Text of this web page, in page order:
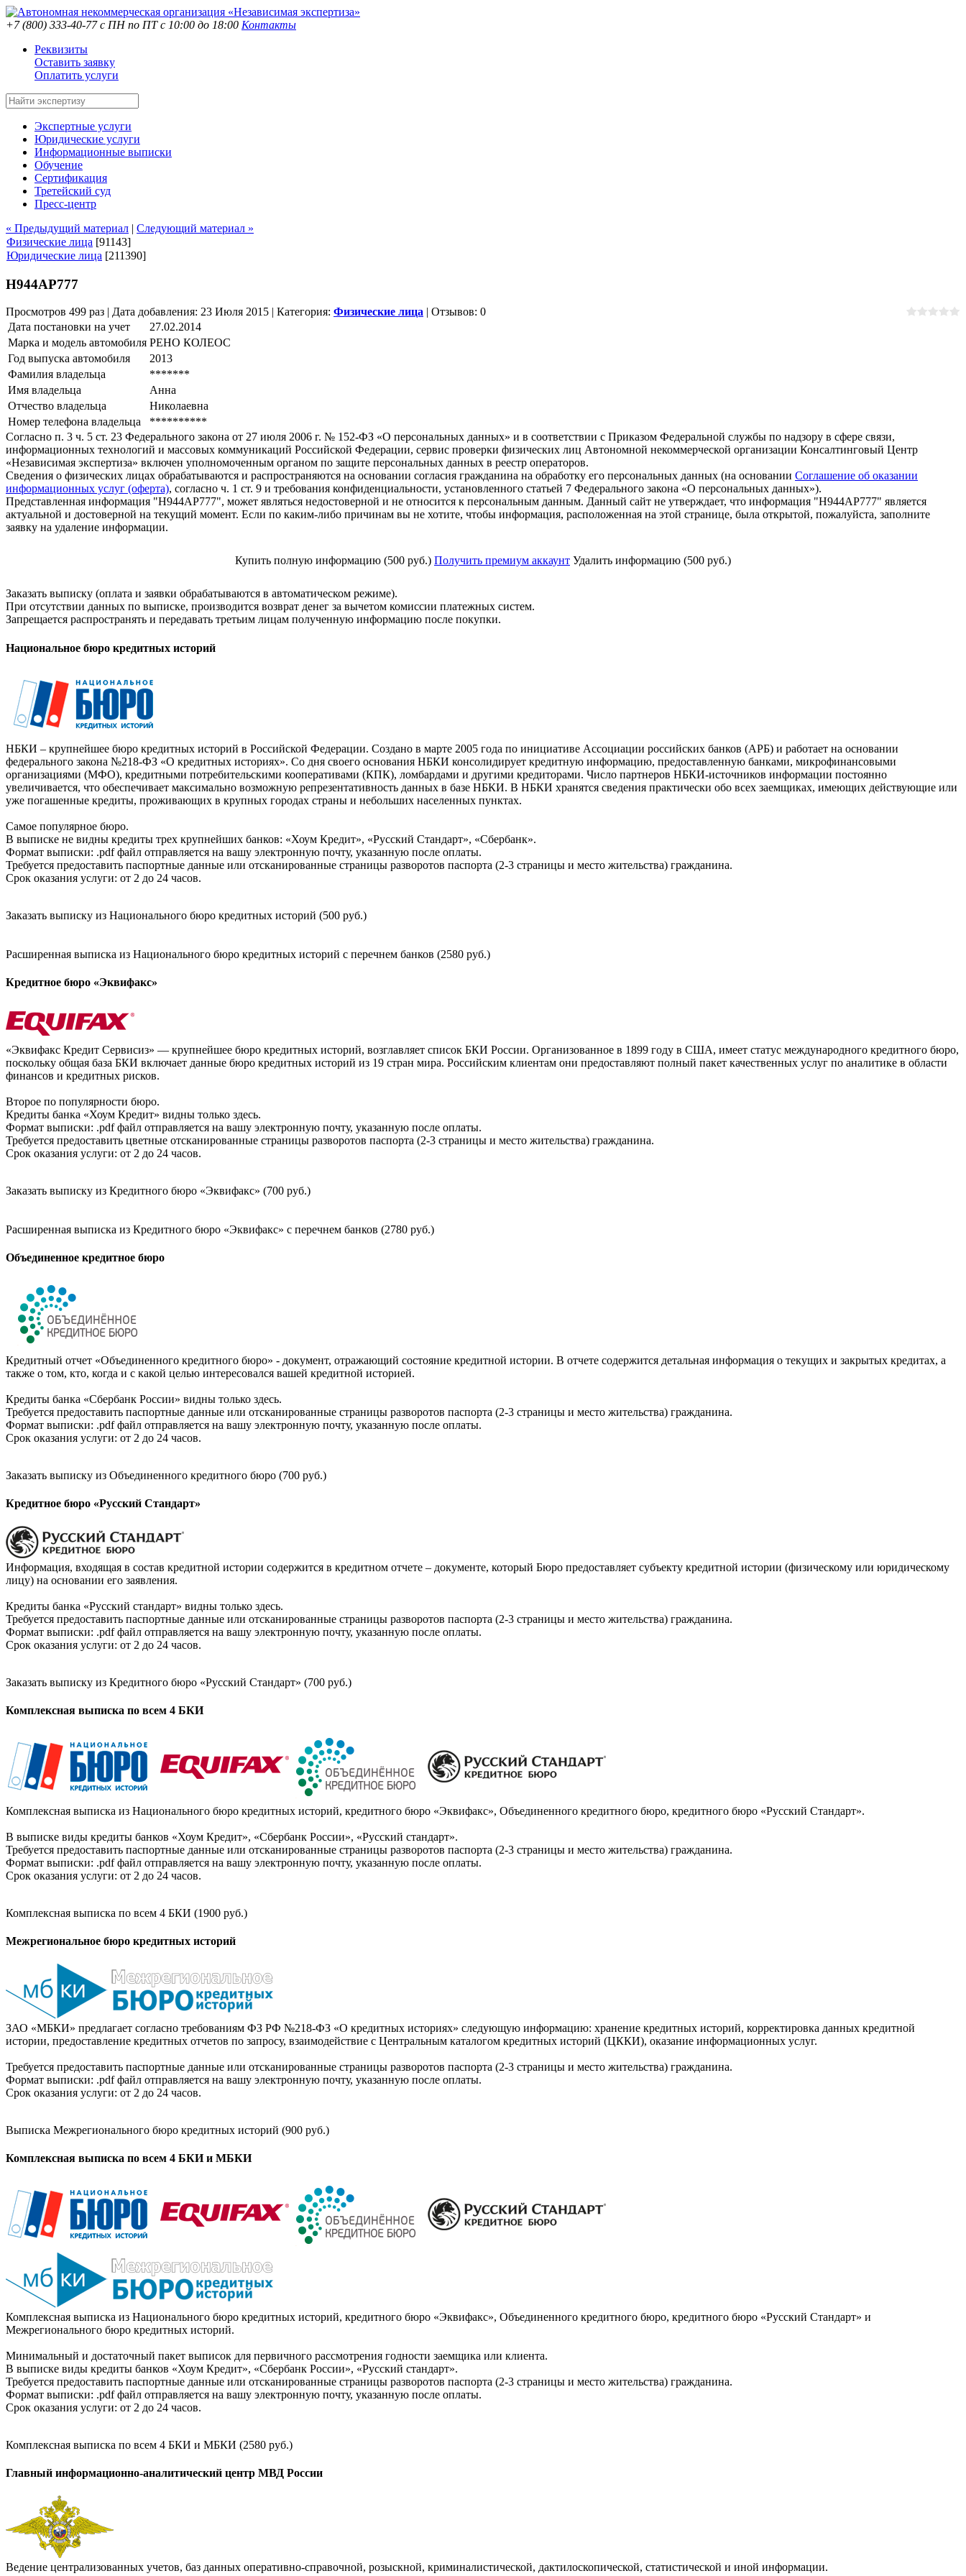
+7 (800) 333-40-77с ПН по ПТ с 10:00 до 18:00 Контакты
Реквизиты
Оставить заявку
Оплатить услуги
Экспертные услуги
Юридические услуги
Информационные выписки
Обучение
Сертификация
Третейский суд
Пресс-центр
« Предыдущий материал | Следующий материал »
Физические лица [91143]
Юридические лица [211390]
Н944АР777
Просмотров 499 раз | Дата добавления: 23 Июля 2015 | Категория: Физические лица | Отзывов: 0
Дата постановки на учет
27.02.2014
Марка и модель автомобиля РЕНО КОЛЕОС
Год выпуска автомобиля
2013
Фамилия владельца
*******
Имя владельца
Анна
Отчество владельца
Николаевна
Номер телефона владельца
**********
Согласно п. 3 ч. 5 ст. 23 Федерального закона от 27 июля 2006 г. № 152-ФЗ «О персональных данных» и в соответствии с Приказом Федеральной службы по надзору в сфере связи,
информационных технологий и массовых коммуникаций Российской Федерации, сервис проверки физических лиц Автономной некоммерческой организации Консалтинговый Центр
«Независимая экспертиза» включен уполномоченным органом по защите персональных данных в реестр операторов.
Сведения о физических лицах обрабатываются и распространяются на основании согласия гражданина на обработку его персональных данных (на основании Соглашение об оказании
информационных услуг (оферта), согласно ч. 1 ст. 9 и требования конфиденциальности, установленного статьей 7 Федерального закона «О персональных данных»).
Представленная информация "Н944АР777", может являться недостоверной и не относится к персональным данным. Данный сайт не утверждает, что информация "Н944АР777" является
актуальной и достоверной на текущий момент. Если по каким-либо причинам вы не хотите, чтобы информация, расположенная на этой странице, была открытой, пожалуйста, заполните
заявку на удаление информации.
Купить полную информацию (500 руб.) Получить премиум аккаунт Удалить информацию (500 руб.)
Заказать выписку (оплата и заявки обрабатываются в автоматическом режиме).
При отсутствии данных по выписке, производится возврат денег за вычетом комиссии платежных систем.
Запрещается распространять и передавать третьим лицам полученную информацию после покупки.
Национальное бюро кредитных историй
НБКИ – крупнейшее бюро кредитных историй в Российской Федерации. Создано в марте 2005 года по инициативе Ассоциации российских банков (АРБ) и работает на основании
федерального закона №218-ФЗ «О кредитных историях». Со дня своего основания НБКИ консолидирует кредитную информацию, предоставленную банками, микрофинансовыми
организациями (МФО), кредитными потребительскими кооперативами (КПК), ломбардами и другими кредиторами. Число партнеров НБКИ-источников информации постоянно
увеличивается, что обеспечивает максимально возможную репрезентативность данных в базе НБКИ. В НБКИ хранятся сведения практически обо всех заемщиках, имеющих действующие или
уже погашенные кредиты, проживающих в крупных городах страны и небольших населенных пунктах.
Самое популярное бюро.
В выписке не видны кредиты трех крупнейших банков: «Хоум Кредит», «Русский Стандарт», «Сбербанк».
Формат выписки: .pdf файл отправляется на вашу электронную почту, указанную после оплаты.
Требуется предоставить паспортные данные или отсканированные страницы разворотов паспорта (2-3 страницы и место жительства) гражданина.
Срок оказания услуги: от 2 до 24 часов.
Заказать выписку из Национального бюро кредитных историй (500 руб.)
Расширенная выписка из Национального бюро кредитных историй с перечнем банков (2580 руб.)
Кредитное бюро «Эквифакс»
«Эквифакс Кредит Сервисиз» — крупнейшее бюро кредитных историй, возглавляет список БКИ России. Организованное в 1899 году в США, имеет статус международного кредитного бюро,
поскольку общая база БКИ включает данные бюро кредитных историй из 19 стран мира. Российским клиентам они предоставляют полный пакет качественных услуг по аналитике в области
финансов и кредитных рисков.
Второе по популярности бюро.
Кредиты банка «Хоум Кредит» видны только здесь.
Формат выписки: .pdf файл отправляется на вашу электронную почту, указанную после оплаты.
Требуется предоставить цветные отсканированные страницы разворотов паспорта (2-3 страницы и место жительства) гражданина.
Срок оказания услуги: от 2 до 24 часов.
Заказать выписку из Кредитного бюро «Эквифакс» (700 руб.)
Расширенная выписка из Кредитного бюро «Эквифакс» с перечнем банков (2780 руб.)
Объединенное кредитное бюро
Кредитный отчет «Объединенного кредитного бюро» - документ, отражающий состояние кредитной истории. В отчете содержится детальная информация о текущих и закрытых кредитах, а
также о том, кто, когда и с какой целью интересовался вашей кредитной историей.
Кредиты банка «Сбербанк России» видны только здесь.
Требуется предоставить паспортные данные или отсканированные страницы разворотов паспорта (2-3 страницы и место жительства) гражданина.
Формат выписки: .pdf файл отправляется на вашу электронную почту, указанную после оплаты.
Срок оказания услуги: от 2 до 24 часов.
Заказать выписку из Объединенного кредитного бюро (700 руб.)
Кредитное бюро «Русский Стандарт»
Информация, входящая в состав кредитной истории содержится в кредитном отчете – документе, который Бюро предоставляет субъекту кредитной истории (физическому или юридическому
лицу) на основании его заявления.
Кредиты банка «Русский стандарт» видны только здесь.
Требуется предоставить паспортные данные или отсканированные страницы разворотов паспорта (2-3 страницы и место жительства) гражданина.
Формат выписки: .pdf файл отправляется на вашу электронную почту, указанную после оплаты.
Срок оказания услуги: от 2 до 24 часов.
Заказать выписку из Кредитного бюро «Русский Стандарт» (700 руб.)
Комплексная выписка по всем 4 БКИ
Комплексная выписка из Национального бюро кредитных историй, кредитного бюро «Эквифакс», Объединенного кредитного бюро, кредитного бюро «Русский Стандарт».
В выписке виды кредиты банков «Хоум Кредит», «Сбербанк России», «Русский стандарт».
Требуется предоставить паспортные данные или отсканированные страницы разворотов паспорта (2-3 страницы и место жительства) гражданина.
Формат выписки: .pdf файл отправляется на вашу электронную почту, указанную после оплаты.
Срок оказания услуги: от 2 до 24 часов.
Комплексная выписка по всем 4 БКИ (1900 руб.)
Межрегиональное бюро кредитных историй
ЗАО «МБКИ» предлагает согласно требованиям ФЗ РФ №218-ФЗ «О кредитных историях» следующую информацию: хранение кредитных историй, корректировка данных кредитной
истории, предоставление кредитных отчетов по запросу, взаимодействие с Центральным каталогом кредитных историй (ЦККИ), оказание информационных услуг.
Требуется предоставить паспортные данные или отсканированные страницы разворотов паспорта (2-3 страницы и место жительства) гражданина.
Формат выписки: .pdf файл отправляется на вашу электронную почту, указанную после оплаты.
Срок оказания услуги: от 2 до 24 часов.
Выписка Межрегионального бюро кредитных историй (900 руб.)
Комплексная выписка по всем 4 БКИ и МБКИ
Комплексная выписка из Национального бюро кредитных историй, кредитного бюро «Эквифакс», Объединенного кредитного бюро, кредитного бюро «Русский Стандарт» и
Межрегионального бюро кредитных историй.
Минимальный и достаточный пакет выписок для первичного рассмотрения годности заемщика или клиента.
В выписке виды кредиты банков «Хоум Кредит», «Сбербанк России», «Русский стандарт».
Требуется предоставить паспортные данные или отсканированные страницы разворотов паспорта (2-3 страницы и место жительства) гражданина.
Формат выписки: .pdf файл отправляется на вашу электронную почту, указанную после оплаты.
Срок оказания услуги: от 2 до 24 часов.
Комплексная выписка по всем 4 БКИ и МБКИ (2580 руб.)
Главный информационно-аналитический центр МВД России
Ведение централизованных учетов, баз данных оперативно-справочной, розыскной, криминалистической, дактилоскопической, статистической и иной информации.